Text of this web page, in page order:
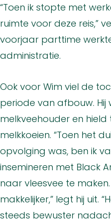
“Toen ik stopte met
ruimte voor deze reis,”
voorjaar parttime
administratie.
Ook voor Wim viel de
periode van afbouw. Hij
melkveehouder en hield
melkkoeien. “Toen het
opvolging was, ben ik
insemineren met Black
naar vleesvee te
makkelijker,” legt hij uit.
steeds bewuster